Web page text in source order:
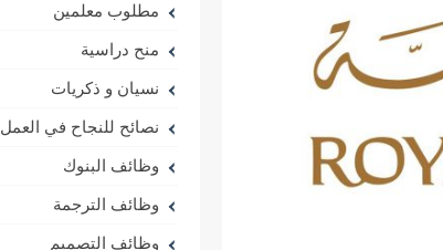
مطلوب معلمين
منح دراسية
نسيان و ذكريات
نصائح للنجاح في العمل
وظائف البنوك
وظائف الترجمة
وظائف التصميم